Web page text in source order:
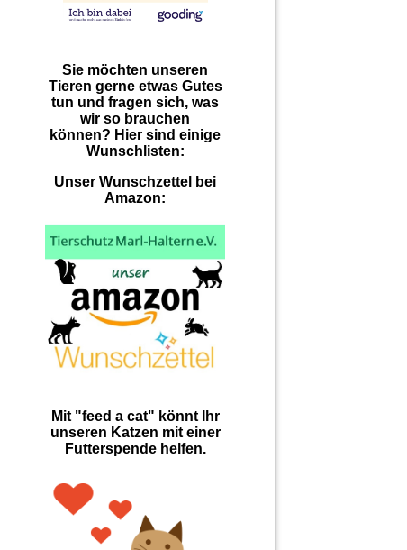
Sie möchten unseren
Tieren gerne etwas Gutes
tun und fragen sich, was
wir so brauchen
können? Hier sind einige
Wunschlisten:
Unser Wunschzettel bei
Amazon:
Mit "feed a cat" könnt Ihr
unseren Katzen mit einer
Futterspende helfen.